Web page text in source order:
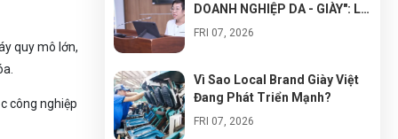
quy mô lớn,
công nghiệp
DOANH NGHIỆP DA - GIÀY": LỘ
TRÌNH CHUYỂN ĐỔI SANG
TỐI ƯU CHI PHÍ
FRI 07, 2026
Vì Sao Local Brand Giày Việt
Đang Phát Triển Mạnh?
FRI 07, 2026